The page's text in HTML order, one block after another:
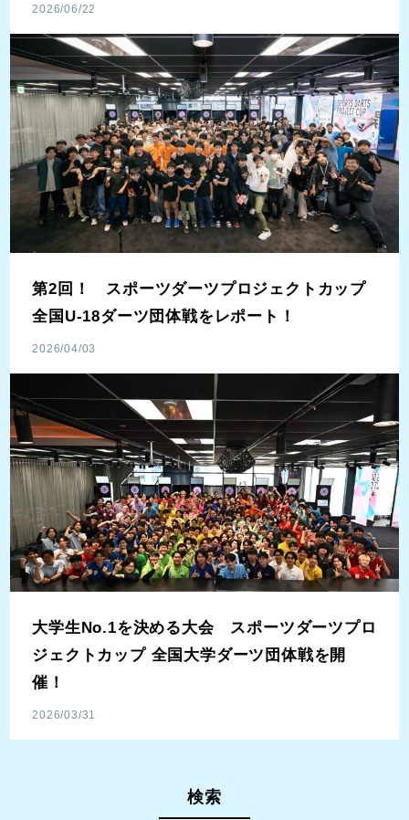
2026/06/22
第2回！ スポーツダーツプロジェクトカップ
全国U-18ダーツ団体戦をレポート！
2026/04/03
大学生No.1を決める大会 スポーツダーツプロ
ジェクトカップ 全国大学ダーツ団体戦を開
催！
2026/03/31
検索